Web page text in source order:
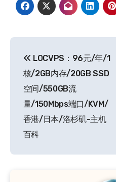
章
导
航
LOCVPS：96元/年/1
核/2GB内存/20GB SSD
空间/550GB流
量/150Mbps端口/KVM/
香港/日本/洛杉矶-主机
百科